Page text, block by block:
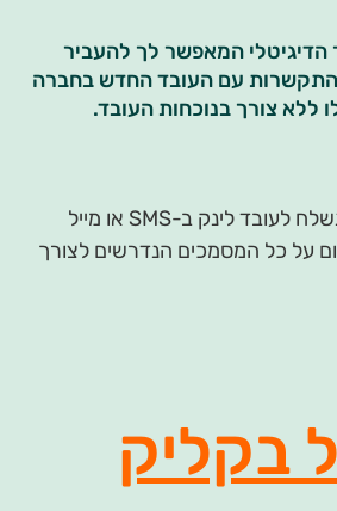
הדיגיטלי המאפשר לך להעביר
עם העובד החדש בחברה
ללא צורך בנוכחות העובד.
לאחר מילוי הפרטים, נשלח לעובד לינק ב-SMS או מייל
על כל המסמכים הנדרשים לצורך
בקליק